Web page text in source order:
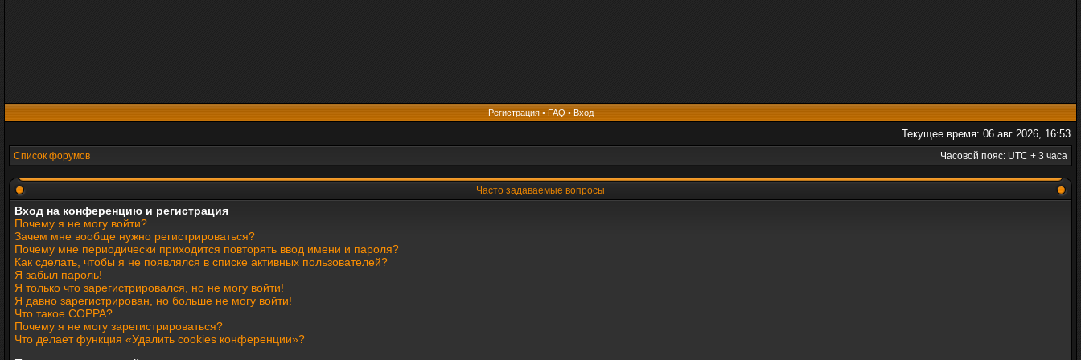
Регистрация• FAQ • Вход
Текущее время: 06 авг 2026, 16:53
Список форумов Часовой пояс: UTC + 3 часа
Часто задаваемые вопросы
Вход на конференцию и регистрация
Почему я не могу войти?
Зачем мне вообще нужно регистрироваться?
Почему мне периодически приходится повторять ввод имени и пароля?
Как сделать, чтобы я не появлялся в списке активных пользователей?
Я забыл пароль!
Я только что зарегистрировался, но не могу войти!
Я давно зарегистрирован, но больше не могу войти!
Что такое COPPA?
Почему я не могу зарегистрироваться?
Что делает функция «Удалить cookies конференции»?